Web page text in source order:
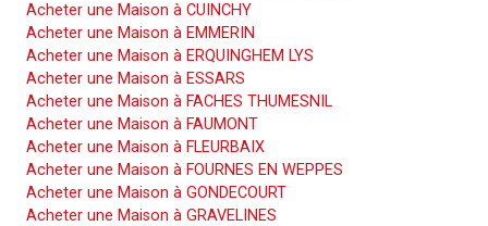
Acheter une Maison à CUINCHY
Acheter une Maison à EMMERIN
Acheter une Maison à ERQUINGHEM LYS
Acheter une Maison à ESSARS
Acheter une Maison à FACHES THUMESNIL
Acheter une Maison à FAUMONT
Acheter une Maison à FLEURBAIX
Acheter une Maison à FOURNES EN WEPPES
Acheter une Maison à GONDECOURT
Acheter une Maison à GRAVELINES